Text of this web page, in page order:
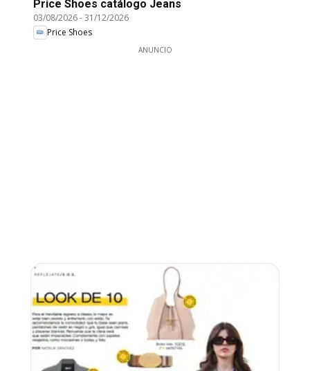
Price Shoes catálogo Jeans
03/08/2026-31/12/2026
Price Shoes
ANUNCIO